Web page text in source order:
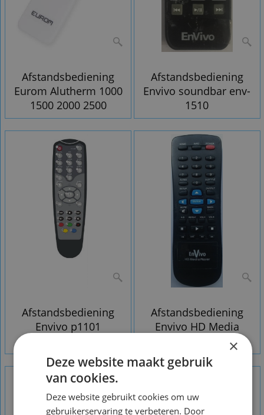
Afstandsbediening
Eurom Alutherm 1000
1500 2000 2500
Afstandsbediening
Envivo soundbar env-
1510
Afstandsbediening
Envivo p1101
Afstandsbediening
Envivo HD Media
×
Deze website maakt gebruik
van cookies.
Deze website gebruikt cookies om uw
gebruikerservaring te verbeteren. Door